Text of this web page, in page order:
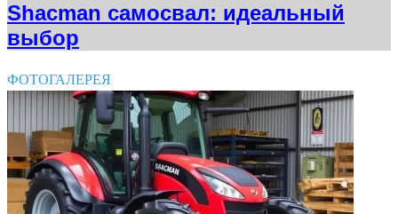
Shacman самосвал: идеальный
выбор
ФОТОГАЛЕРЕЯ